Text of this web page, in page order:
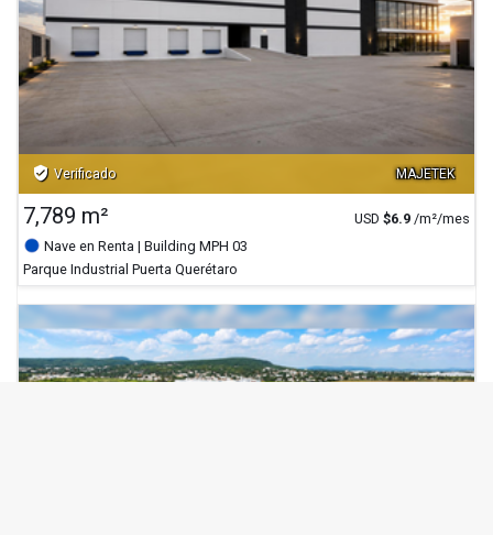
MAJETEK
verified_user Verificado
7,789 m² USD $6.9 /m²/mes
Nave en Renta | Building MPH 03
Parque Industrial Puerta Querétaro